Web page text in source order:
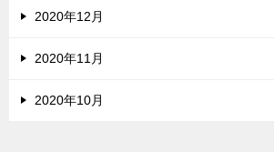
2020年12月
2020年11月
2020年10月